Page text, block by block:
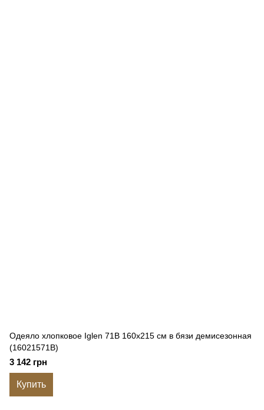
Одеяло хлопковое Iglen 71B 160x215 см в бязи демисезонная
(16021571B)
3 142 грн
Купить